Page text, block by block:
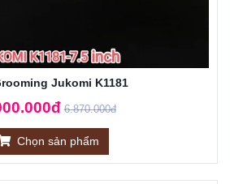
Jukomi K1181
6.870.000đ
Chọn sản phẩm